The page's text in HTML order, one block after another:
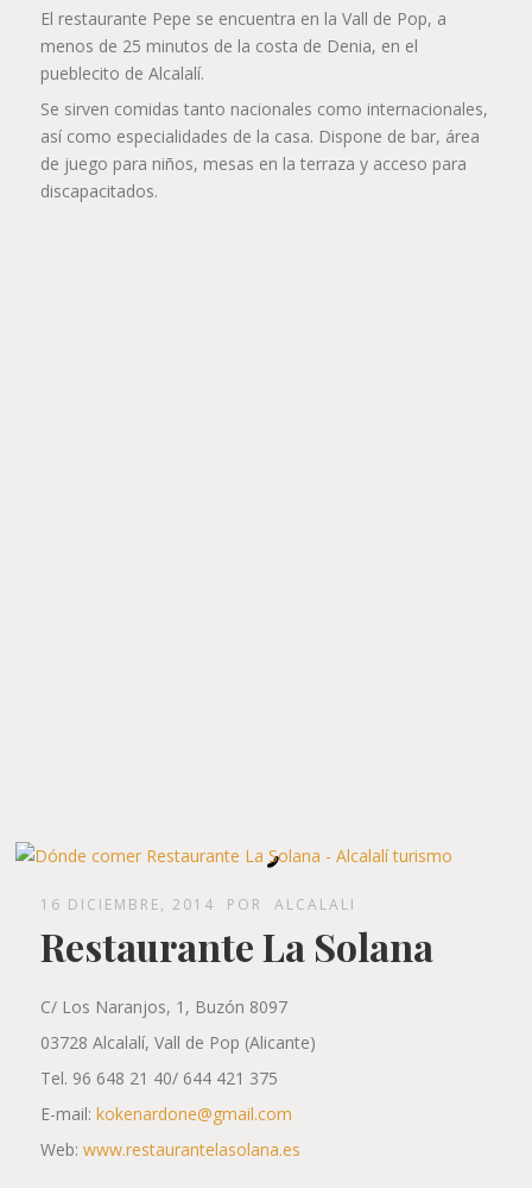
El restaurante Pepe se encuentra en la Vall de Pop, a
menos de 25 minutos de la costa de Denia, en el
pueblecito de Alcalalí.
Se sirven comidas tanto nacionales como internacionales,
así como especialidades de la casa. Dispone de bar, área
de juego para niños, mesas en la terraza y acceso para
discapacitados.
16 DICIEMBRE, 2014 POR ALCALALI
Restaurante La Solana
C/ Los Naranjos, 1, Buzón 8097
03728 Alcalalí, Vall de Pop (Alicante)
Tel. 96 648 21 40/ 644 421 375
E-mail:kokenardone@gmail.com
Web:www.restaurantelasolana.es